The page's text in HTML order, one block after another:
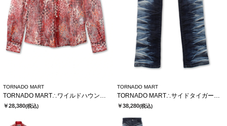
TORNADO MART
￥28,380(税込)
TORNADO MART
￥38,280(税込)